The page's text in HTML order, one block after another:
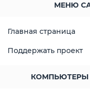
МЕНЮ
Главная страница
Поддержать проект
КОМПЬЮТЕРЫ